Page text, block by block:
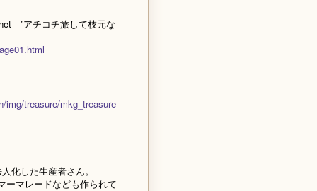
”アチコチ旅して枝元な
treasure/mkg_treasure-
化した生産者さん。
ーマレードなども作られて